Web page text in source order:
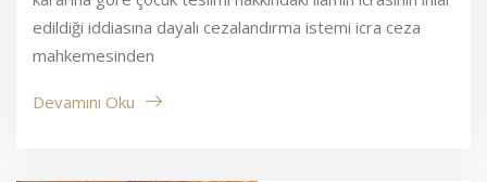
edildiği iddiasına dayalı cezalandırma istemi icra ceza
mahkemesinden
Devamını Oku